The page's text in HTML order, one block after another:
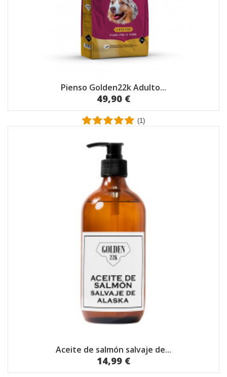
Pienso Golden22k Adulto...
49,90 €
Aceite de salmón salvaje de...
(1)
14,99 €